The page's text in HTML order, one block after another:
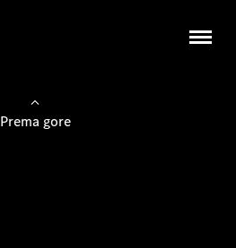
Prema gore